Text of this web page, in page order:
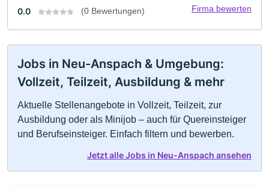
0.0 (0 Bewertungen) Firma bewerten
Jobs in Neu-Anspach & Umgebung:
Vollzeit, Teilzeit, Ausbildung & mehr
Aktuelle Stellenangebote in Vollzeit, Teilzeit, zur
Ausbildung oder als Minijob – auch für Quereinsteiger
und Berufseinsteiger. Einfach filtern und bewerben.
Jetzt alle Jobs in Neu-Anspach ansehen